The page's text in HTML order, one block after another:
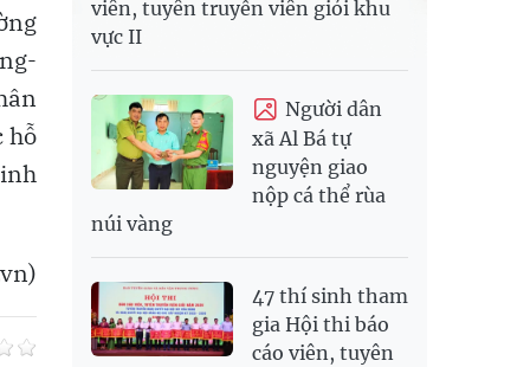
hỗ
viên, tuyên truyền viên giỏi khu
vực II
Người dân
xã Al Bá tự
nguyện giao
nộp cá thể rùa
núi vàng
47 thí sinh tham
gia Hội thi báo
cáo viên, tuyên